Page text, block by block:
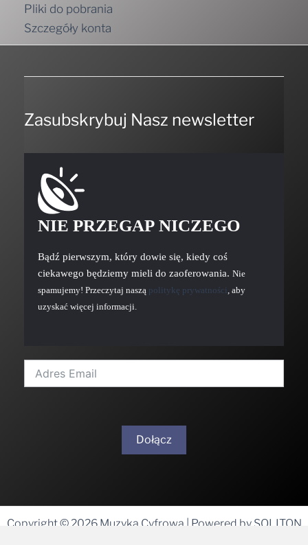
Pliki do pobrania
Szczegóły konta
Zasubskrybuj Nasz newsletter
NIE PRZEGAP NICZEGO
Bądź pierwszym, który dowie się, kiedy coś
ciekawego będziemy mieli do zaoferowania. Nie
spamujemy! Przeczytaj naszą politykę prywatności, aby
uzyskać więcej informacji.
Dołącz
Copyright © 2026 Muzyka Cyfrowa | Powered by SOLITON